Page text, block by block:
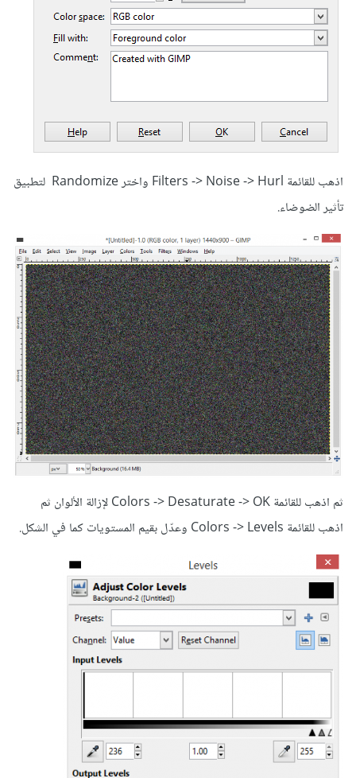
اذهب للقائمة Filters -> Noise -> Hurl واختر Randomize لتطبيق
تأثير الضوضاء.
ثم اذهب للقائمة Colors -> Desaturate -> OK لإزالة الألوان ثم
اذهب للقائمة Colors -> Levels وعدّل بقيم المستويات كما في الشكل.